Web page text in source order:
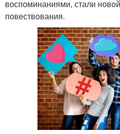
воспоминаниями, стали
повествования.